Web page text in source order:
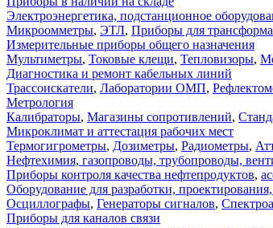
Электроэнергетика, подстанционное
Микроомметры, ЭТЛ, Приборы для
Измерительные приборы общего назначения
Мультиметры, Токовые клещи, Тепловизоры,
Диагностика и ремонт кабельных линий
Трассоискатели, Лаборатории ОМП,
Метрология
Калибраторы, Магазины сопротивлений,
Микроклимат и аттестация рабочих мест
Термогигрометры, Дозиметры, Радиометры,
Нефтехимия, газопроводы, трубопроводы,
Приборы контроля качества нефтепродуктов,
Оборудование для разработки,
Осциллографы, Генераторы сигналов,
Приборы для каналов связи